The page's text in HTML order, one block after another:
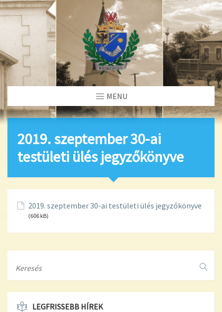
MENU
2019. szeptember 30-ai
testületi ülés jegyzőkönyve
2019. szeptember 30-ai testületi ülés jegyzőkönyve
(606 kB)
LEGFRISSEBB HÍREK